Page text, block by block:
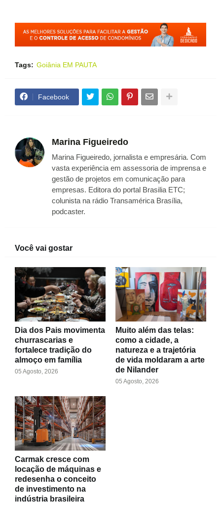
Tags: Goiânia EM PAUTA
Facebook
Marina Figueiredo
Marina Figueiredo, jornalista e empresária. Com
vasta experiência em assessoria de imprensa e
gestão de projetos em comunicação para
empresas. Editora do portal Brasilia ETC;
colunista na rádio Transamérica Brasília,
podcaster.
Você vai gostar
Dia dos Pais movimenta
churrascarias e
fortalece tradição do
almoço em família
05 Agosto, 2026
Muito além das telas:
como a cidade, a
natureza e a trajetória
de vida moldaram a arte
de Nilander
05 Agosto, 2026
Carmak cresce com
locação de máquinas e
redesenha o conceito
de investimento na
indústria brasileira